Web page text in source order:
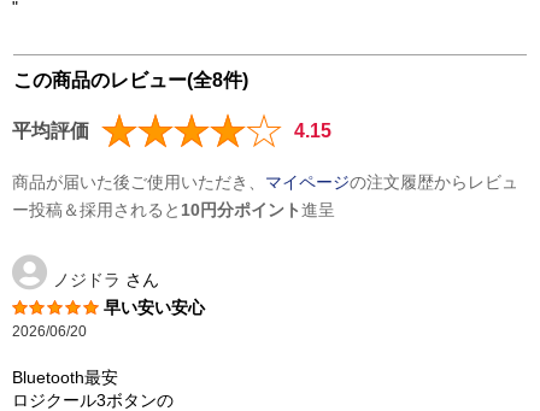
"
この商品のレビュー(全8件)
平均評価 4.15
商品が届いた後ご使用いただき、 マイページの注文履歴からレビュ
ー投稿＆採用されると 10円分ポイント進呈
ノジドラ さん
早い安い安心
2026/06/20
Bluetooth最安
ロジクール3ボタンの